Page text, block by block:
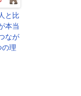
と比
本当
なが
の理